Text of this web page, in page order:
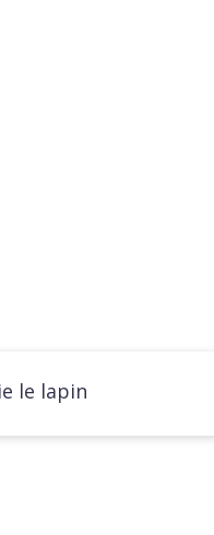
le lapin